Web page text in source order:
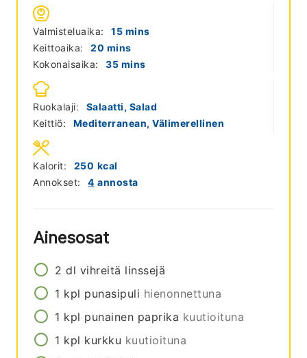
Valmisteluaika: 15minutes
mins
Keittoaika:
20 minutes
mins
Kokonaisaika:
35minutes
mins
Ruokalaji:
Salaatti, Salad
Keittiö:
Mediterranean, Välimerellinen
Annokset: 4 annosta
Kalorit: 250 kcal
Ainesosat
2 dl vihreitä linssejä
1 kpl punasipuli hienonnettuna
1 kpl punainen paprika kuutioituna
1 kpl kurkku kuutioituna